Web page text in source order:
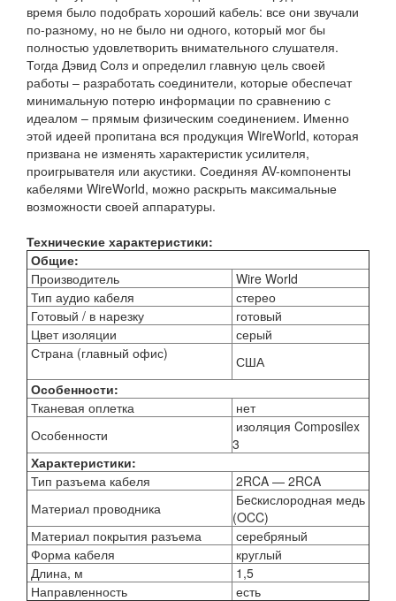
время было подобрать хороший кабель: все они звучали
по-разному, но не было ни одного, который мог бы
полностью удовлетворить внимательного слушателя.
Тогда Дэвид Солз и определил главную цель своей
работы – разработать соединители, которые обеспечат
минимальную потерю информации по сравнению с
идеалом – прямым физическим соединением. Именно
этой идеей пропитана вся продукция WireWorld, которая
призвана не изменять характеристик усилителя,
проигрывателя или акустики. Соединяя AV-компоненты
кабелями WireWorld, можно раскрыть максимальные
возможности своей аппаратуры.
Технические характеристики:
Общие:
Производитель
Wire World
Тип аудио кабеля
стерео
Готовый / в нарезку
готовый
Цвет изоляции
серый
Страна (главный офис)
США
Особенности:
Тканевая оплетка
нет
Особенности
изоляция Composilex
3
Характеристики:
Тип разъема кабеля
2RCA — 2RCA
Материал проводника
Беcкислородная медь
(OCC)
Материал покрытия разъема
серебряный
Форма кабеля
круглый
Длина, м
1,5
Направленность
есть